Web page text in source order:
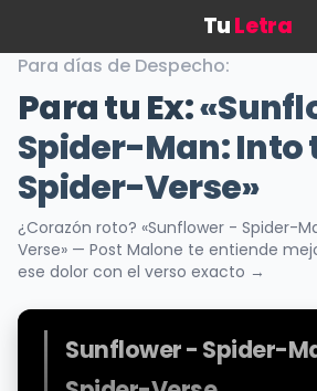
TuLetra
Para días de Despecho:
Para tu Ex:
Spider-Man: Into
Spider-Verse»
¿Corazón roto? «Sunflower - Spider-
Verse» — Post Malone te entiende
ese dolor con el verso exacto →
Sunflower - Spider-